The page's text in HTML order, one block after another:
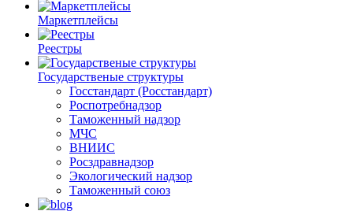
Маркетплейсы
Реестры
Государственые структуры
Госстандарт (Росстандарт)
Роспотребнадзор
Таможенный надзор
МЧС
ВНИИС
Росздравнадзор
Экологический надзор
Таможенный союз